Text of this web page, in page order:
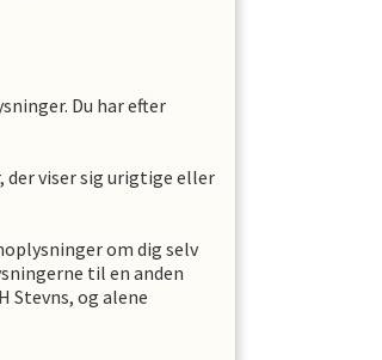
Du har efter
viser sig urigtige eller
om dig selv
til en anden
Stevns, og alene